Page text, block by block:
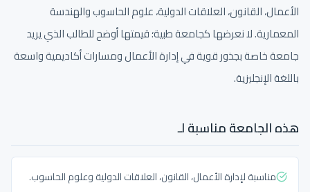
الأعمال، القانون، العلاقات الدولية، علوم الحاسوب والهندسة
المعمارية. لا نعرضها كجامعة طبية؛ قيمتها أوضح للطالب الذي يريد
جامعة خاصة بجذور قوية في إدارة الأعمال ومسارات أكاديمية واسعة
باللغة الإنجليزية.
هذه الجامعة مناسبة لـ
مناسبة لإدارة الأعمال، القانون، العلاقات الدولية وعلوم الحاسوب.